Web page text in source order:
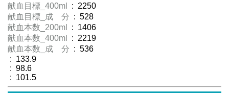
献血目標_400ml
: 2250
献血目標_成 分 : 528
献血本数_200ml
: 1406
献血本数_400ml
: 2219
献血本数_成 分 : 536
: 133.9
: 98.6
: 101.5